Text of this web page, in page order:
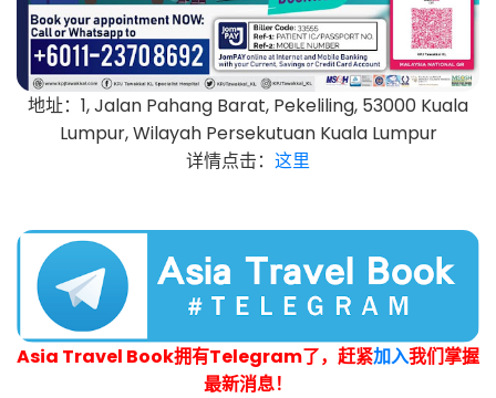
地址：1, Jalan Pahang Barat, Pekeliling, 53000 Kuala
Lumpur, Wilayah Persekutuan Kuala Lumpur
详情点击： 这里
Asia Travel Book拥有Telegram了，赶紧加入我们掌握
最新消息！